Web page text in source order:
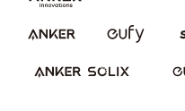
Annulla ordine